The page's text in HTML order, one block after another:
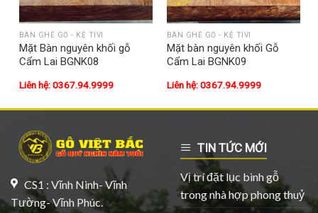
BÀN GHẾ GỖ - KỆ TIVI
Mặt Bàn nguyên khối gỗ
Cẩm Lai BGNK08
Liên hệ: 0367.94.9999
BÀN GHẾ GỖ - KỆ TIVI
Mặt bàn nguyên khối Gỗ
Cẩm Lai BGNK09
Liên hệ: 0367.94.9999
CS1 : Vĩnh Ninh- Vĩnh
Tường- Vĩnh Phúc.
TIN TỨC MỚI
Vị trí đặt lục bình gỗ
trong nhà hợp phong thuỷ